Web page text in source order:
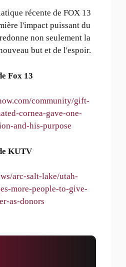
récente de FOX 13
l'impact puissant du
non seulement la
but et de l'espoir.
Fox 13
community/gift-
cornea-gave-one-
and-his-purpose
KUTV
arc-salt-lake/utah-
more-people-to-give-
as-donors